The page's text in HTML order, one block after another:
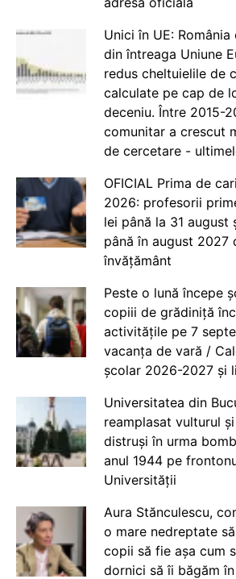
Unici în UE:
din întreaga Uniune
redus cheltuielile de
calculate pe cap de
deceniu. Între 2015-
comunitar a crescut
de cercetare -
OFICIAL Prima de
2026: profesorii
lei până la 31
până în august 2027
învățământ
Peste o lună începe
copiii de grădiniță
activitățile pe 7
vacanța de vară /
școlar 2026-2027 și
Universitatea din
reamplasat vulturul
distruși în urma
anul 1944 pe
Universității
Aura Stănculescu,
o mare nedreptate
copii să fie așa cum
dornici să îi băgăm